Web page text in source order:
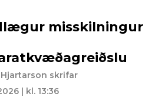
misskilningur
skrifar
| kl. 13:36